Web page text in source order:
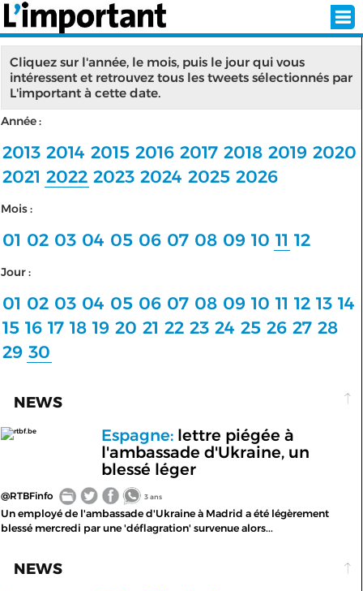
INSCRIPTION
SÉLECTION DE L'ÉTÉ
ABONNEZ-VOUS À LA NEWSLETTER!
< RETOUR À L'ACCUEIL
Cliquez sur l'année, le mois, puis le jour qui vous
intéressent et retrouvez tous les tweets sélectionnés par
L'important à cette date.
Année :
2013 2014 2015 2016 2017 2018 2019 2020
2021 2022 2023 2024 2025 2026
Mois :
01 02 03 04 05 06 07 08 09 10 11 12
Jour :
01 02 03 04 05 06 07 08 09 10 11 12 13 14
15 16 17 18 19 20 21 22 23 24 25 26 27 28
29 30
NEWS
rtbf.be Espagne:lettre piégée à
l'ambassade d'Ukraine, un
blessé léger
@RTBFinfo 3 ans
Un employé de l'ambassade d'Ukraine à Madrid a été légèrement
blessé mercredi par une 'déflagration' survenue alors...
NEWS